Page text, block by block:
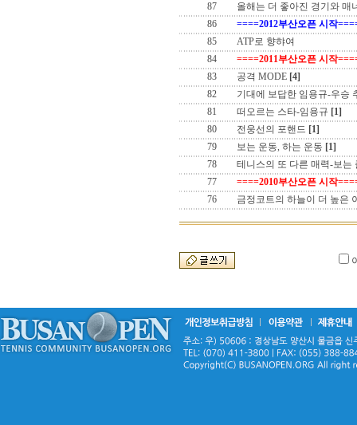
87
올해는 더 좋아진 경기와 매
86
====2012부산오픈 시작
85
ATP로 향햐여
84
====2011부산오픈 시작
83
공격 MODE [4]
82
기대에 보답한 임용규-우승
81
떠오르는 스타-임용규 [1]
80
전웅선의 포핸드 [1]
79
보는 운동, 하는 운동 [1]
78
테니스의 또 다른 매력-보는
77
====2010부산오픈 시작
76
금정코트의 하늘이 더 높은